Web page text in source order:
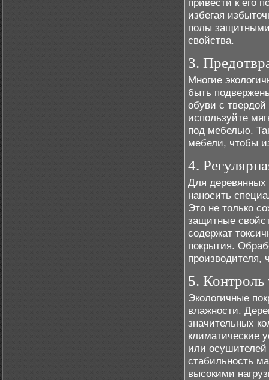
привести к его
избегая
полы
свойства.
3.
Многие
быть
обуви с
используйте
под мебелью.
мебели, чтобы
4.
Для деревянных
наносить
Это не только
защитные
содержат
покрытия.
производителя,
5. Контроль
Экологичные
влажности.
значительных
климатические
или осушителей
стабильность
высокими